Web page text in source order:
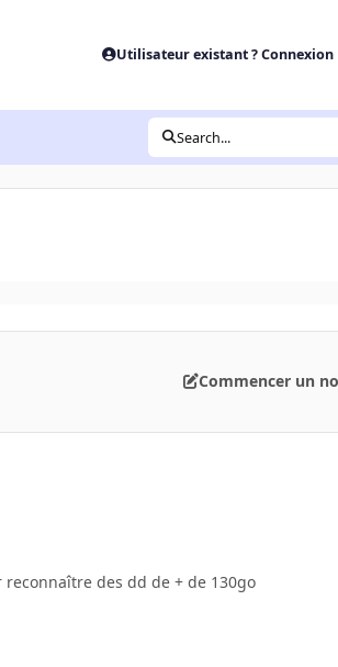
Utilisateur existant ? Connexion
Search...
Commencer un
des dd de + de 130go